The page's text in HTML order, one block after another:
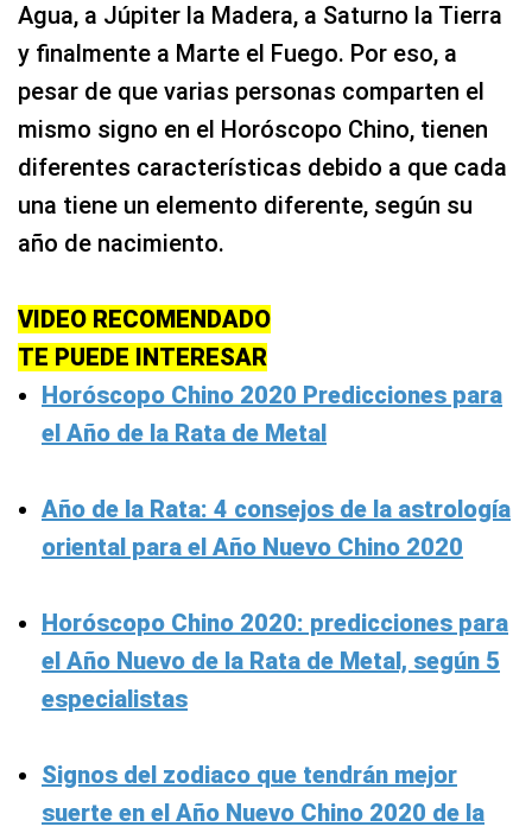
Agua, a Júpiter la Madera, a Saturno la Tierra
y finalmente a Marte el Fuego. Por eso, a
pesar de que varias personas comparten el
mismo signo en el Horóscopo Chino, tienen
diferentes características debido a que cada
una tiene un elemento diferente, según su
año de nacimiento.
VIDEO RECOMENDADO
TE PUEDE INTERESAR
Horóscopo Chino 2020 Predicciones para
el Año de la Rata de Metal
Año de la Rata: 4 consejos de la astrología
oriental para el Año Nuevo Chino 2020
Horóscopo Chino 2020: predicciones para
el Año Nuevo de la Rata de Metal, según 5
especialistas
Signos del zodiaco que tendrán mejor
suerte en el Año Nuevo Chino 2020 de la